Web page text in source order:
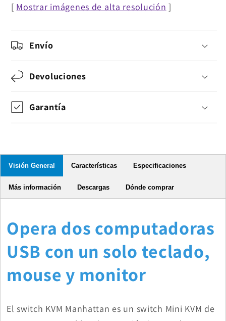
[ Mostrar imágenes de alta resolución ]
Envío
Devoluciones
Garantía
Visión General Características Especificaciones
Más información Descargas Dónde comprar
Opera dos computadoras
USB con un solo teclado,
mouse y monitor
El switch KVM Manhattan es un switch Mini KVM de